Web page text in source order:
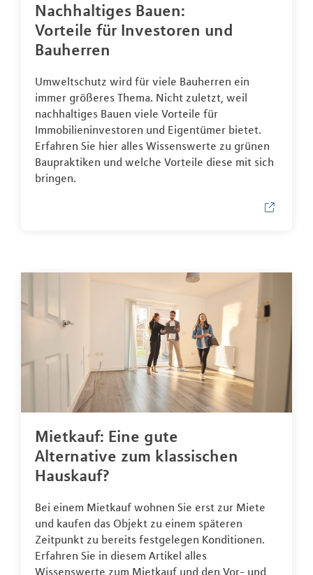
Nachhaltiges Bauen:
Vorteile für Investoren und
Bauherren
Umweltschutz wird für viele Bauherren ein
immer größeres Thema. Nicht zuletzt, weil
nachhaltiges Bauen viele Vorteile für
Immobilieninvestoren und Eigentümer bietet.
Erfahren Sie hier alles Wissenswerte zu grünen
Baupraktiken und welche Vorteile diese mit sich
bringen.
Mietkauf: Eine gute
Alternative zum klassischen
Hauskauf?
Bei einem Mietkauf wohnen Sie erst zur Miete
und kaufen das Objekt zu einem späteren
Zeitpunkt zu bereits festgelegen Konditionen.
Erfahren Sie in diesem Artikel alles
Wissenswerte zum Mietkauf und den Vor- und